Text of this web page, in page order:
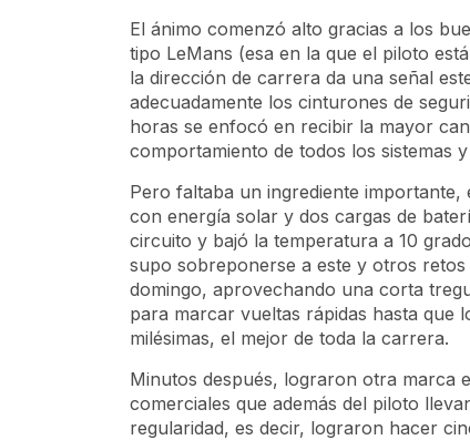
El ánimo comenzó alto gracias a los
tipo LeMans (esa en la que el piloto
la dirección de carrera da una señal
adecuadamente los cinturones de
horas se enfocó en recibir la mayor
comportamiento de todos los sistemas
Pero faltaba un ingrediente
con energía solar y dos cargas de
circuito y bajó la temperatura a 10
supo sobreponerse a este y otros
domingo, aprovechando una corta
para marcar vueltas rápidas hasta que
milésimas, el mejor de toda la carrera.
Minutos después, lograron otra marca
comerciales que además del piloto
regularidad, es decir, lograron hacer